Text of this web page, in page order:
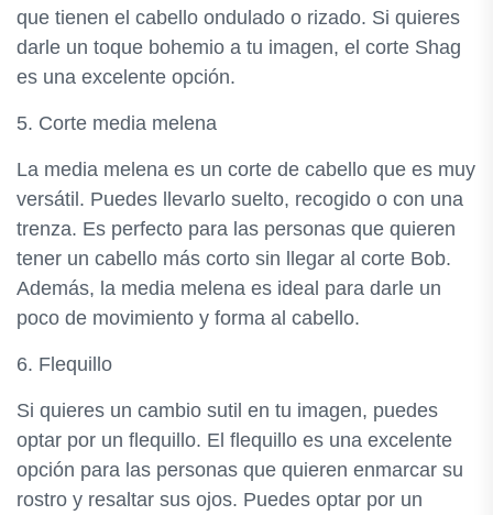
que tienen el cabello ondulado o rizado. Si quieres
darle un toque bohemio a tu imagen, el corte Shag
es una excelente opción.
5. Corte media melena
La media melena es un corte de cabello que es muy
versátil. Puedes llevarlo suelto, recogido o con una
trenza. Es perfecto para las personas que quieren
tener un cabello más corto sin llegar al corte Bob.
Además, la media melena es ideal para darle un
poco de movimiento y forma al cabello.
6. Flequillo
Si quieres un cambio sutil en tu imagen, puedes
optar por un flequillo. El flequillo es una excelente
opción para las personas que quieren enmarcar su
rostro y resaltar sus ojos. Puedes optar por un